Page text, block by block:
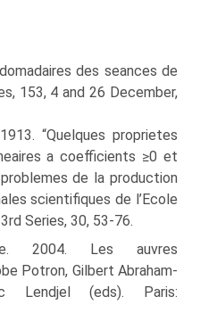
des seances de
153, 4 and 26 December,
“Quelques proprietes
a coefficients ≥0 et
de la production
scientifiques de l’Ecole
Series, 30, 53-76.
2004. Les auvres
Potron, Gilbert Abraham-
Lendjel (eds). Paris: